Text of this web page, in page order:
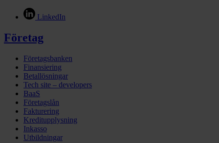
LinkedIn
Företag
Företagsbanken
Finansiering
Betallösningar
Tech site – developers
BaaS
Företagslån
Fakturering
Kreditupplysning
Inkasso
Utbildningar